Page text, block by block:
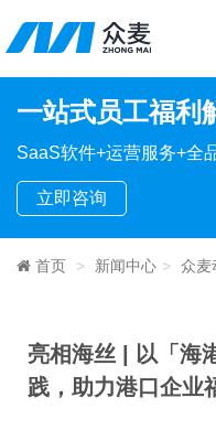
一站式员工福利
SaaS软件+运营服务+全
立即咨询
首页 新闻中心 众麦
亮相海丝 | 以「海
践，助力港口企业